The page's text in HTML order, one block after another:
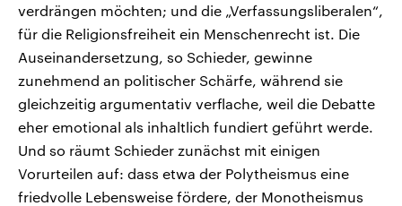
verdrängen möchten; und die „Verfassungsliberalen“,
für die Religionsfreiheit ein Menschenrecht ist. Die
Auseinandersetzung, so Schieder, gewinne
zunehmend an politischer Schärfe, während sie
gleichzeitig argumentativ verflache, weil die Debatte
eher emotional als inhaltlich fundiert geführt werde.
Und so räumt Schieder zunächst mit einigen
Vorurteilen auf: dass etwa der Polytheismus eine
friedvolle Lebensweise fördere, der Monotheismus